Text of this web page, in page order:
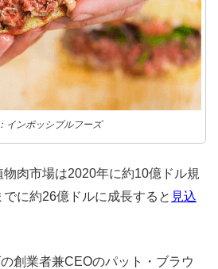
インポッシブルフーズ
肉市場は2020年に約10億ドル規
に約26億ドルに成長すると 見込
創業者兼CEOのパット・ブラウ